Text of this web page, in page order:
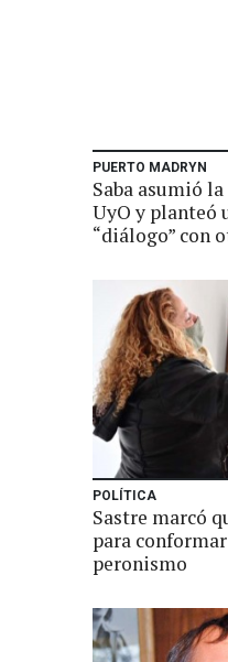
PUERTO MADRYN
Saba asumió
UyO y planteó
“diálogo” con
POLÍTICA
Sastre marcó
para
peronismo